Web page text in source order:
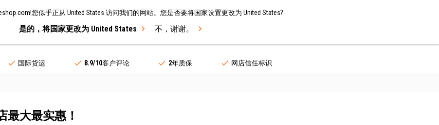
China / EUR
自行车 品牌 促销
您似乎正从 United States 访问我们的网站。您是否要将国家设置更改为 United States?
是的，将国家更改为 United States 不，谢谢。
国际货运 8.9/10客户评论 2年质保 网店信任标识
最大最实惠！